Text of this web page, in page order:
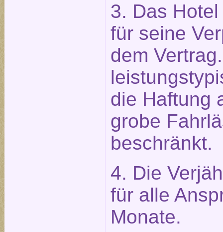
3. Das
für seine
dem
die Haftung
grobe
beschränkt.
4. Die
für alle
Monate.